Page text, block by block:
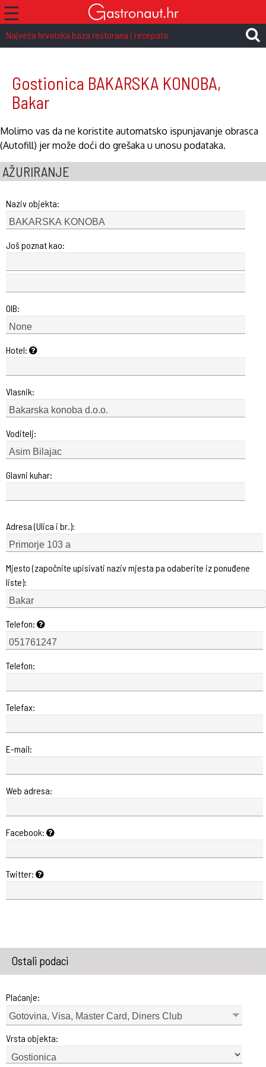
☰
Najveća hrvatska baza restorana i recepata
Gostionica BAKARSKA KONOBA,
Bakar
Molimo vas da ne koristite automatsko ispunjavanje obrasca
(Autofill) jer može doći do grešaka u unosu podataka.
AŽURIRANJE
Naziv objekta:
Još poznat kao:
OIB:
Hotel:
Vlasnik:
Voditelj:
Glavni kuhar:
Adresa (Ulica i br.):
Mjesto (započnite upisivati naziv mjesta pa odaberite iz ponuđene
liste):
Telefon:
Telefon:
Telefax:
E-mail:
Web adresa:
Facebook:
Twitter:
Ostali podaci
Plaćanje:
Gotovina, Visa, Master Card, Diners Club
Vrsta objekta: